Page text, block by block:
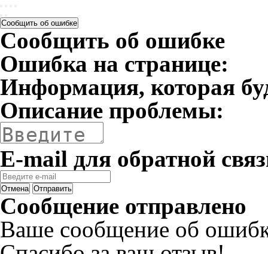
Сообщить об ошибке
Сообщить об ошибке
Ошибка на странице:
Информация, которая
Описание проблемы:
E-mail для обратной
Отмена Отправить
Сообщение отправлено
Ваше сообщение об